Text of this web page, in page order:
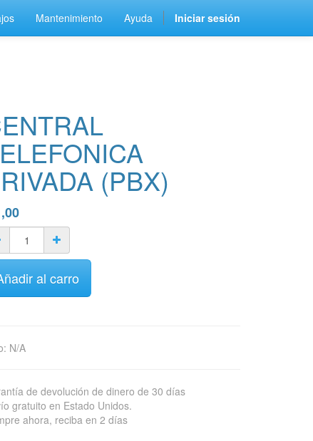
Mantenimiento Ayuda Iniciar sesión
(PBX)
al carro
: N/A
de devolución de dinero de 30 días
gratuito en Estado Unidos.
ahora, reciba en 2 días